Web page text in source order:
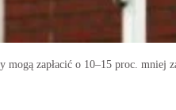
zapłacić o 10–15 proc. mniej